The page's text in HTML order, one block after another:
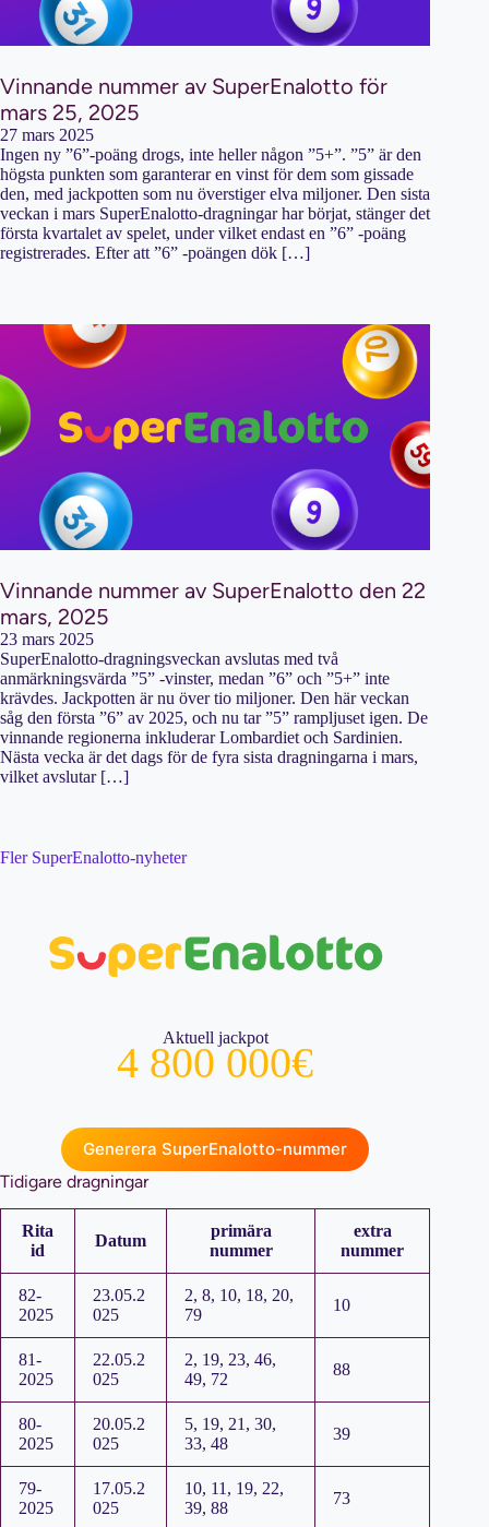
Vinnande nummer av SuperEnalotto för
mars 25, 2025
27 mars 2025
Ingen ny ”6”-poäng drogs, inte heller någon ”5+”. ”5” är den
högsta punkten som garanterar en vinst för dem som gissade
den, med jackpotten som nu överstiger elva miljoner. Den sista
veckan i mars SuperEnalotto-dragningar har börjat, stänger det
första kvartalet av spelet, under vilket endast en ”6” -poäng
registrerades. Efter att ”6” -poängen dök […]
Vinnande nummer av SuperEnalotto den 22
mars, 2025
23 mars 2025
SuperEnalotto-dragningsveckan avslutas med två
anmärkningsvärda ”5” -vinster, medan ”6” och ”5+” inte
krävdes. Jackpotten är nu över tio miljoner. Den här veckan
såg den första ”6” av 2025, och nu tar ”5” rampljuset igen. De
vinnande regionerna inkluderar Lombardiet och Sardinien.
Nästa vecka är det dags för de fyra sista dragningarna i mars,
vilket avslutar […]
Fler SuperEnalotto-nyheter
Aktuell jackpot
4 800 000€
Generera SuperEnalotto-nummer
Tidigare dragningar
Rita
id
Datum
primära
nummer
extra
nummer
82-
2025
23.05.2
025
2, 8, 10, 18, 20,
79
10
81-
2025
22.05.2
025
2, 19, 23, 46,
49, 72
88
80-
2025
20.05.2
025
5, 19, 21, 30,
33, 48
39
79-
2025
17.05.2
025
10, 11, 19, 22,
39, 88
73